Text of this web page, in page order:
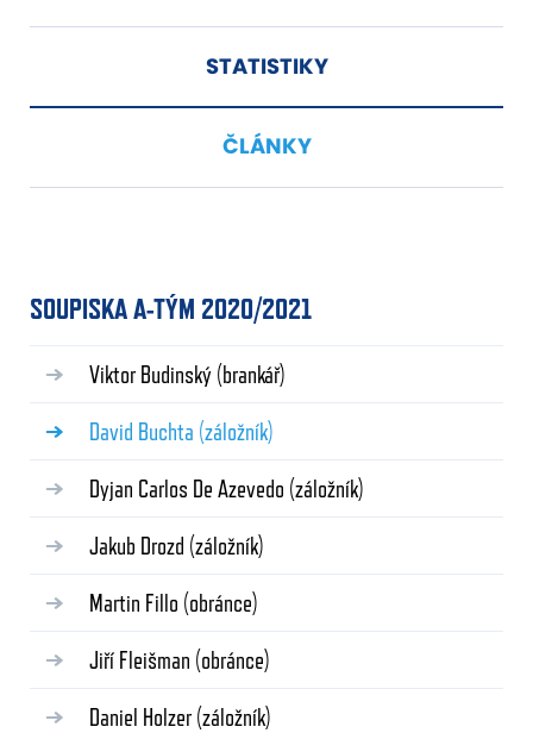
STATISTIKY
ČLÁNKY
SOUPISKA A-TÝM 2020/2021
Viktor Budinský (brankář)
David Buchta (záložník)
Dyjan Carlos De Azevedo (záložník)
Jakub Drozd (záložník)
Martin Fillo (obránce)
Jiří Fleišman (obránce)
Daniel Holzer (záložník)